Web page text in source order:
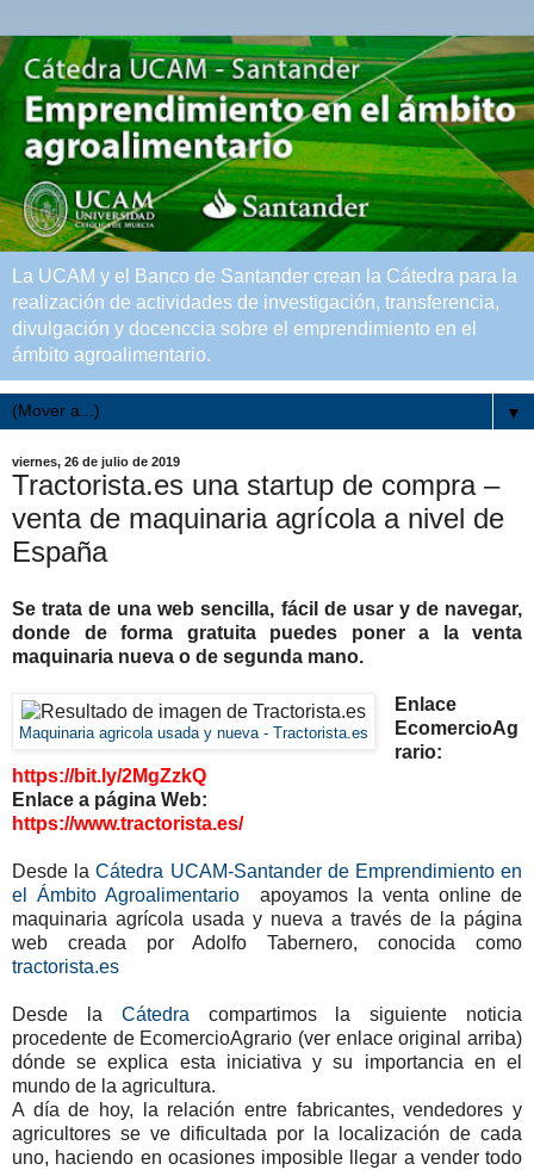
La UCAM y el Banco de Santander crean la Cátedra para la
realización de actividades de investigación, transferencia,
divulgación y docenccia sobre el emprendimiento en el
ámbito agroalimentario.
▼
viernes, 26 de julio de 2019
Tractorista.es una startup de compra –
venta de maquinaria agrícola a nivel de
España
Se trata de una web sencilla, fácil de usar y de navegar,
donde de forma gratuita puedes poner a la venta
maquinaria nueva o de segunda mano.
Maquinaria agricola usada y nueva - Tractorista.es
Enlace
EcomercioAg
rario:
https://bit.ly/2MgZzkQ
Enlace a página Web:
https://www.tractorista.es/
Desde laCátedra UCAM-Santander de Emprendimiento en
el Ámbito Agroalimentario apoyamos la venta online de
maquinaria agrícola usada y nueva a través de la página
web creada por Adolfo Tabernero, conocida como
tractorista.es
Desde la Cátedra compartimos la siguiente noticia
procedente de EcomercioAgrario (ver enlace original arriba)
dónde se explica esta iniciativa y su importancia en el
mundo de la agricultura.
A día de hoy, la relación entre fabricantes, vendedores y
agricultores se ve dificultada por la localización de cada
uno, haciendo en ocasiones imposible llegar a vender todo